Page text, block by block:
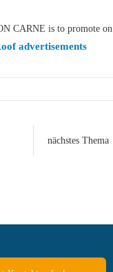
advertisements
CARNE is to promote on
nächstes Thema